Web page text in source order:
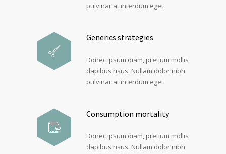
pulvinar at interdum eget.
Generics strategies
Donec ipsum diam, pretium mollis
dapibus risus. Nullam dolor nibh
pulvinar at interdum eget.
Consumption mortality
Donec ipsum diam, pretium mollis
dapibus risus. Nullam dolor nibh